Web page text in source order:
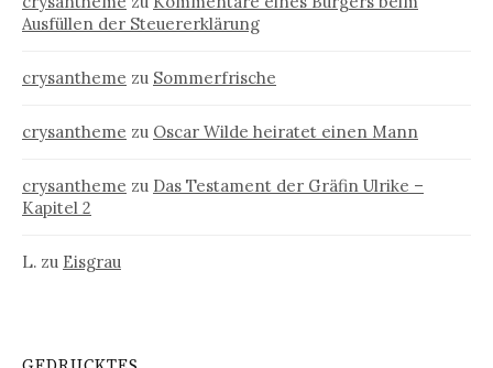
Ausfüllen der Steuererklärung
crysantheme zu Sommerfrische
crysantheme zu Oscar Wilde heiratet einen Mann
crysantheme zu Das Testament der Gräfin Ulrike –
Kapitel 2
L. zu Eisgrau